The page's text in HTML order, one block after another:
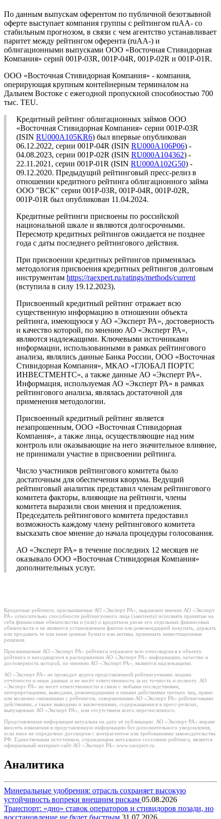
По данным выпускам оферентом по публичной безотзывной
оферте выступает компания группы c рейтингом ruAA- со
стабильным прогнозом, в связи с чем агентство устанавливает
паритет между рейтингом оферента (ruAА-) и
облигационными выпусками ООО «Восточная Стивидорная
Компания» серий 001Р-03R, 001Р-04R, 001Р-02R и 001Р-01R.
ООО «Восточная Стивидорная Компания» - компания,
оперирующая крупным контейнерным терминалом на
Дальнем Востоке с ежегодной пропускной способностью 700
тыс. TEU.
Кредитный рейтинг облигационных займов ООО
«Восточная Стивидорная Компания» серии 001Р-03R
(ISIN RU000A105KR6) был впервые опубликован
06.12.2022, серии 001Р-04R (ISIN RU000A106P06) -
04.08.2023, серии 001Р-02R (ISIN RU000A104362) -
22.11.2021, серии 001Р-01R (ISIN RU000A102G50) -
09.12.2020. Предыдущий рейтинговый пресс-релиз в
отношении кредитного рейтинга облигационного займа
ООО "ВСК" серии 001Р-03R, 001Р-04R, 001Р-02R,
001Р-01R был опубликован 11.04.2024.
Кредитные рейтинги присвоены по российской
национальной шкале и являются долгосрочными.
Пересмотр кредитных рейтингов ожидается не позднее
года с даты последнего рейтингового действия.
При присвоении кредитных рейтингов применялась
методология присвоения кредитных рейтингов долговым
инструментам https://raexpert.ru/ratings/methods/current
(вступила в силу 19.12.2023).
Присвоенный кредитный рейтинг отражает всю
существенную информацию в отношении объекта
рейтинга, имеющуюся у АО «Эксперт РА», достоверность
и качество которой, по мнению АО «Эксперт РА»,
являются надлежащими. Ключевыми источниками
информации, использованными в рамках рейтингового
анализа, являлись данные Банка России, ООО «Восточная
Стивидорная Компания», МКАО «ГЛОБАЛ ПОРТС
ИНВЕСТМЕНТС», а также данные АО «Эксперт РА».
Информация, используемая АО «Эксперт РА» в рамках
рейтингового анализа, являлась достаточной для
применения методологии.
Присвоенный кредитный рейтинг является
незапрошенным, ООО «Восточная Стивидорная
Компания», а также лица, осуществляющие над ним
контроль или оказывающие на него значительное влияние,
не принимали участие в присвоении рейтинга.
Число участников рейтингового комитета было
достаточным для обеспечения кворума. Ведущий
рейтинговый аналитик представил членам рейтингового
комитета факторы, влияющие на рейтинги, члены
комитета выразили свои мнения и предложения.
Председатель рейтингового комитета предоставил
возможность каждому члену рейтингового комитета
высказать свое мнение до начала процедуры голосования.
АО «Эксперт РА» в течение последних 12 месяцев не
оказывало ООО «Восточная Стивидорная Компания»
дополнительных услуг.
Кредитные рейтинги, присваиваемые АО «Эксперт РА», выражают мнение АО «Эксперт
РА» относительно способности рейтингуемого лица (эмитента) исполнять принятые на
себя финансовые обязательства и (или) о кредитном риске его отдельных финансовых
обязательств и не являются установлением фактов или рекомендацией покупать, держать
или продавать те или иные ценные бумаги или активы, принимать инвестиционные
решения.
Присваиваемые АО «Эксперт РА» рейтинги отражают всю относящуюся к объекту
рейтинга и находящуюся в распоряжении АО «Эксперт РА» информацию, качество и
достоверность которой, по мнению АО «Эксперт РА», являются надлежащими.
АО «Эксперт РА» не проводит аудита представленной рейтингуемыми лицами
отчётности и иных данных и не несёт ответственность за их точность и полноту. АО
«Эксперт РА» не несет ответственности в связи с любыми последствиями,
интерпретациями, выводами, рекомендациями и иными действиями третьих лиц, прямо
или косвенно связанными с рейтингом, совершенными АО «Эксперт РА» рейтинговыми
действиями, а также выводами и заключениями, содержащимися в пресс-релизах,
выпущенных АО «Эксперт РА», или отсутствием всего перечисленного.
Представленная информация актуальна на дату её публикации. АО «Эксперт РА» вправе
вносить изменения в представленную информацию без дополнительного уведомления,
если иное не определено договором с контрагентом или требованиями законодательства
РФ. Единственным источником, отражающим актуальное состояние рейтинга, является
официальный интернет-сайт АО «Эксперт РА» www.raexpert.ru.
Аналитика
Минеральные удобрения: отрасль сохраняет высокую
устойчивость вопреки внешним рискам 05.08.2026
Транспорт: «дно» ставок операторов и стивидоров позади, но
восстановление не будет быстрым 31.07.2026